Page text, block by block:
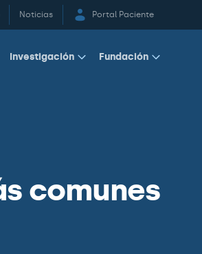
Noticias Portal Paciente
Investigación Fundación
comunes